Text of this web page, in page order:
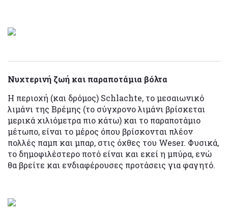
Νυχτερινή ζωή και παραποτάμια βόλτα
Η περιοχή (και δρόμος) Schlachte, το μεσαιωνικό
λιμάνι της Βρέμης (το σύγχρονο λιμάνι βρίσκεται
μερικά χιλιόμετρα πιο κάτω) και το παραποτάμιο
μέτωπο, είναι το μέρος όπου βρίσκονται πλέον
πολλές παμπ και μπαρ, στις όχθες του Weser. Φυσικά,
το δημοφιλέστερο ποτό είναι και εκεί η μπύρα, ενώ
θα βρείτε και ενδιαφέρουσες προτάσεις για φαγητό.